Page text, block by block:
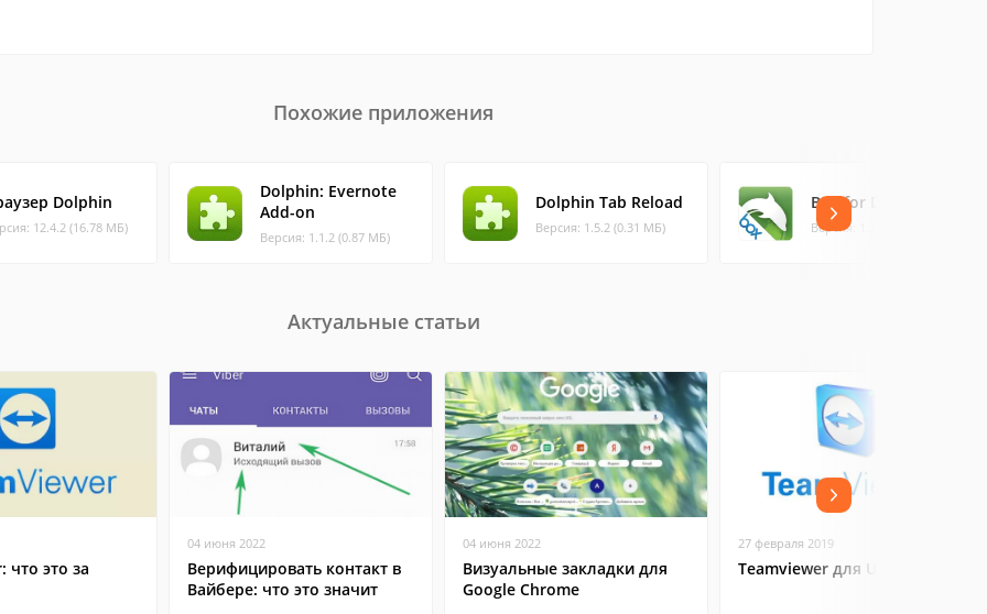
Похожие приложения
Dolphin
12.4.2 (16.78 МБ)
Dolphin: Evernote
Add-on
Версия: 1.1.2 (0.87 МБ)
Dolphin Tab Reload
Версия: 1.5.2 (0.31 МБ)
Box for Dolphin
Версия: 1.3.1 (0.4 МБ)
Актуальные статьи
что это за
04 июня 2022
Верифицировать контакт в
Вайбере: что это значит
04 июня 2022
Визуальные закладки для
Google Chrome
27 февраля 2019
Teamviewer для Ubuntu